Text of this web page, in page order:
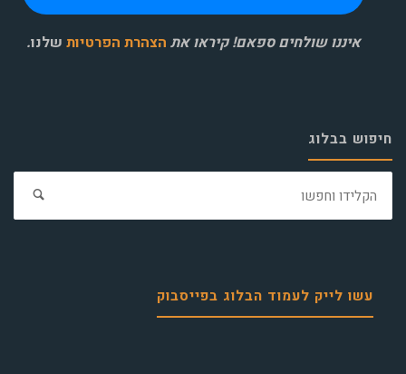
איננו שולחים ספאם! קיראו את הצהרת הפרטיות שלנו.
חיפוש בבלוג
עשו לייק לעמוד הבלוג בפייסבוק